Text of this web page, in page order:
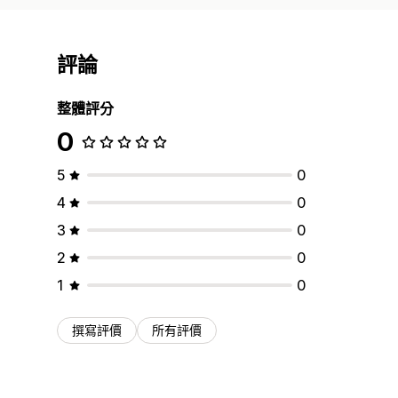
評論
整體評分
0
5
0
4
0
3
0
2
0
1
0
撰寫評價 所有評價